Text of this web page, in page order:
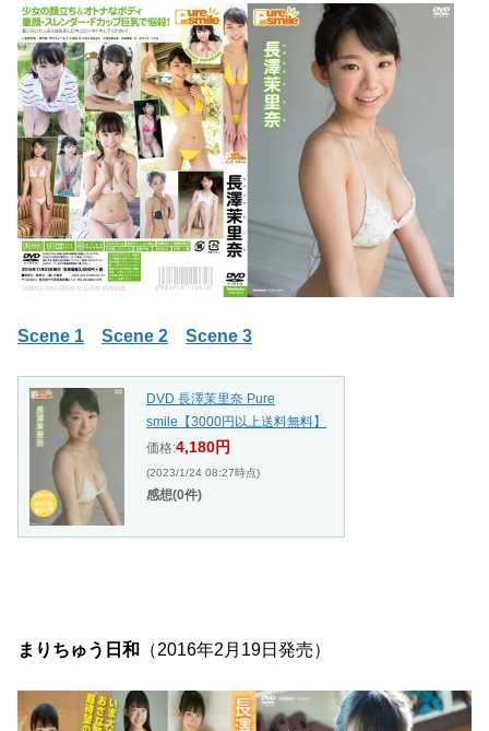
Scene 1 Scene 2 Scene 3
DVD 長澤茉里奈 Pure
smile【3000円以上送料無料】
価格:4,180円
(2023/1/24 08:27時点)
感想(0件)
まりちゅう日和 （2016年2月19日発売）